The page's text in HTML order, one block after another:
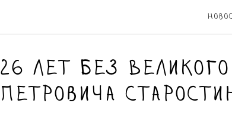
26 лет без
Петровича